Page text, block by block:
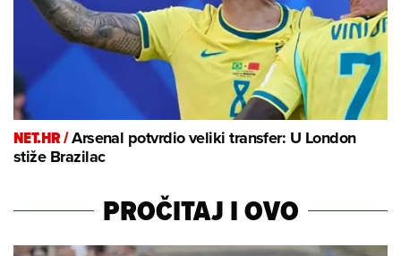
NET.HR /Arsenal potvrdio veliki transfer: U London
stiže Brazilac
PROČITAJ I OVO